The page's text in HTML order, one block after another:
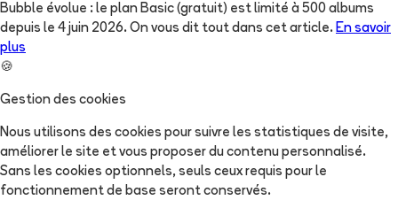
Bubble évolue : le plan Basic (gratuit) est limité à 500 albums
depuis le 4 juin 2026. On vous dit tout dans cet article. En savoir
plus
🍪
Gestion des cookies
Nous utilisons des cookies pour suivre les statistiques de visite,
améliorer le site et vous proposer du contenu personnalisé.
Sans les cookies optionnels, seuls ceux requis pour le
fonctionnement de base seront conservés.